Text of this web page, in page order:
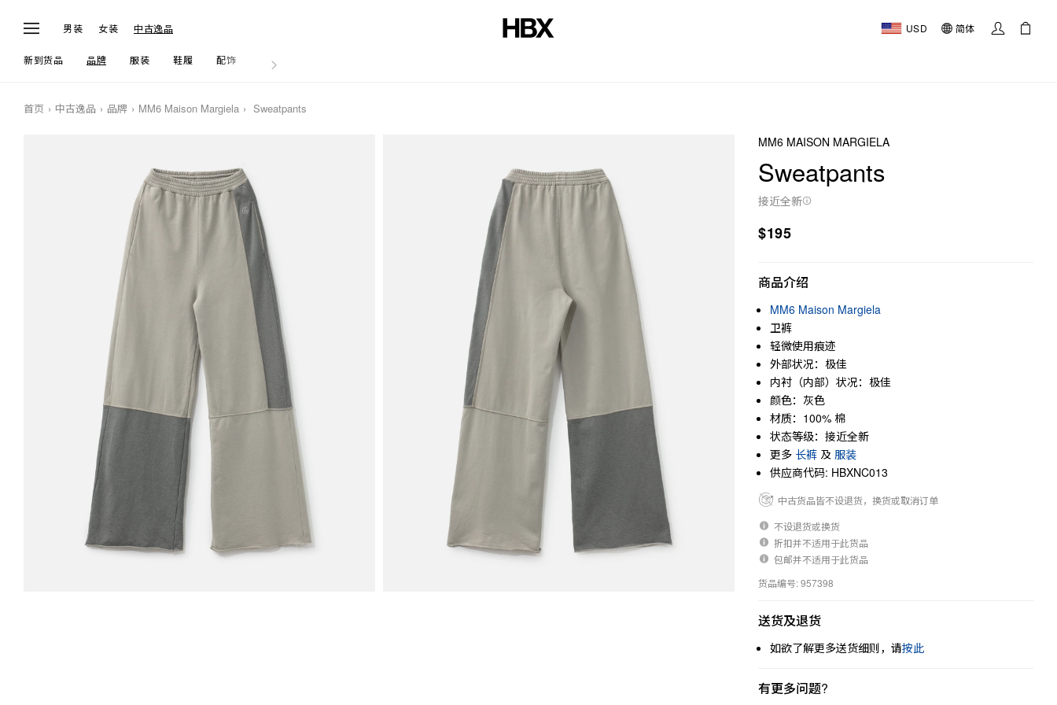
男装 女装 中古逸品 USD 简体
新到货品 品牌 服装 鞋履 配饰 生活
首页 中古逸品 品牌 MM6 Maison Margiela Sweatpants
MM6 MAISON MARGIELA
Sweatpants
接近全新
$195
商品介绍
MM6 Maison Margiela
卫裤
轻微使用痕迹
外部状况：极佳
内衬（内部）状况：极佳
颜色：灰色
材质：100% 棉
状态等级：接近全新
更多 长裤 及 服装
供应商代码: HBXNC013
中古货品皆不设退货，换货或取消订单
不设退货或换货
折扣并不适用于此货品
包邮并不适用于此货品
货品编号: 957398
送货及退货
如欲了解更多送货细则，请按此
有更多问题?